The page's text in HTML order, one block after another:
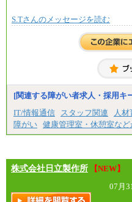
S.Tさんのメッセージを読む
[関連する障がい者求人・採用キ
IT/情報通信
スタッフ関連 人
障がい 健康管理室・休憩室など
株式会社日立製作所
【NEW】
07月